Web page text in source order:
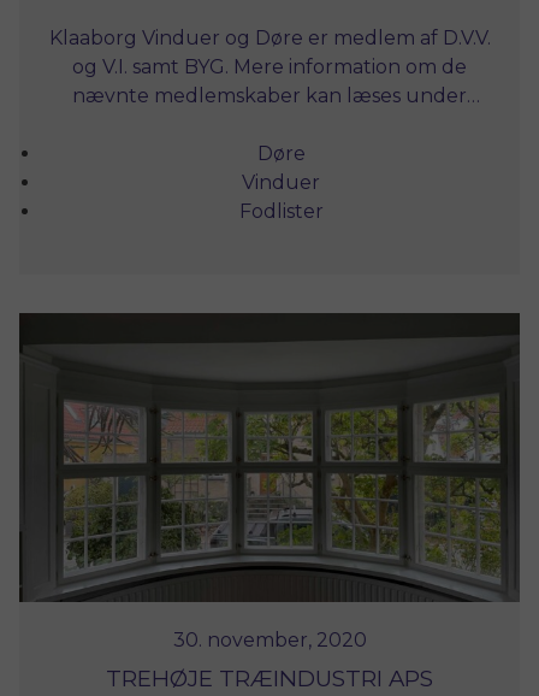
Planstyrelsens, arkitektens eller den enkelte
kundes ønske om udførelse af profiler osv.
Klaaborg Vinduer og Døre er medlem af D.V.V.
og V.I. samt BYG. Mere information om de
nævnte medlemskaber kan læses under
Døre
Vinduer
Fodlister
30. november, 2020
TREHØJE TRÆINDUSTRI APS